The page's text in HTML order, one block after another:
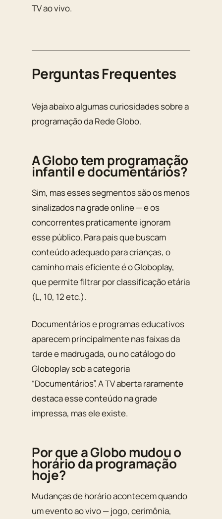
TV ao vivo.
Perguntas Frequentes
Veja abaixo algumas curiosidades sobre a
programação da Rede Globo.
A Globo tem programação
infantil e documentários?
Sim, mas esses segmentos são os menos
sinalizados na grade online — e os
concorrentes praticamente ignoram
esse público. Para pais que buscam
conteúdo adequado para crianças, o
caminho mais eficiente é o Globoplay,
que permite filtrar por classificação etária
(L, 10, 12 etc.).
Documentários e programas educativos
aparecem principalmente nas faixas da
tarde e madrugada, ou no catálogo do
Globoplay sob a categoria
“Documentários”. A TV aberta raramente
destaca esse conteúdo na grade
impressa, mas ele existe.
Por que a Globo mudou o
horário da programação
hoje?
Mudanças de horário acontecem quando
um evento ao vivo — jogo, cerimônia,